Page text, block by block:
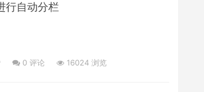
行自动分栏
0 评论 16024 浏览